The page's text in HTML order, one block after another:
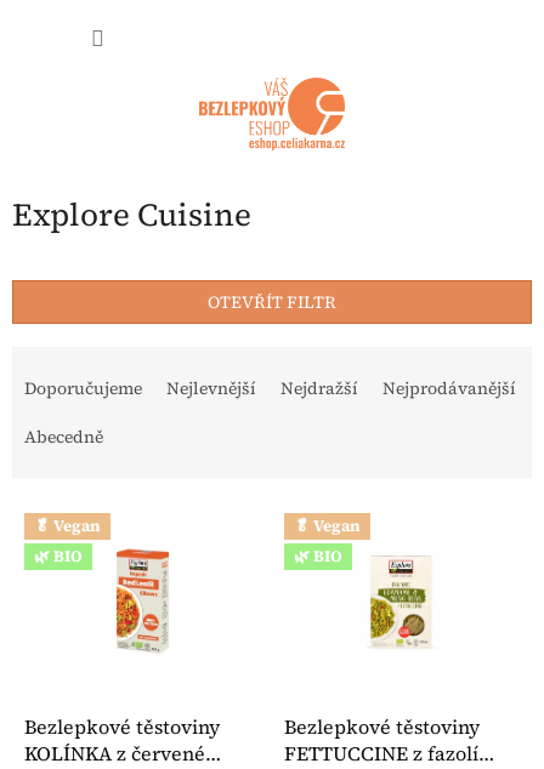
Explore Cuisine
OTEVŘÍT FILTR
Doporučujeme Nejlevnější Nejdražší
Nejprodávanější
Abecedně
Výpis produktů
🥬 Vegan
🌿 BIO
Bezlepkové těstoviny
KOLÍNKA z červené
🥬 Vegan
🌿 BIO
Bezlepkové těstoviny
FETTUCCINE z fazolí